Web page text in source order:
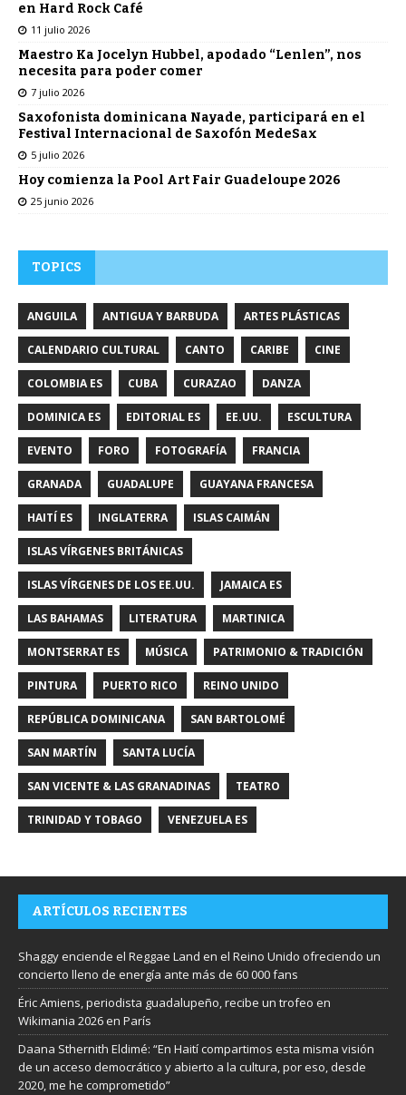
en Hard Rock Café
11 julio 2026
Maestro Ka Jocelyn Hubbel, apodado “Lenlen”, nos
necesita para poder comer
7 julio 2026
Saxofonista dominicana Nayade, participará en el
Festival Internacional de Saxofón MedeSax
5 julio 2026
Hoy comienza la Pool Art Fair Guadeloupe 2026
25 junio 2026
TOPICS
ANGUILA ANTIGUA Y BARBUDA ARTES PLÁSTICAS
CALENDARIO CULTURAL CANTO CARIBE CINE
COLOMBIA ES CUBA CURAZAO DANZA
DOMINICA ES EDITORIAL ES EE.UU. ESCULTURA
EVENTO FORO FOTOGRAFÍA FRANCIA
GRANADA GUADALUPE GUAYANA FRANCESA
HAITÍ ES INGLATERRA ISLAS CAIMÁN
ISLAS VÍRGENES BRITÁNICAS
ISLAS VÍRGENES DE LOS EE.UU. JAMAICA ES
LAS BAHAMAS LITERATURA MARTINICA
MONTSERRAT ES MÚSICA PATRIMONIO & TRADICIÓN
PINTURA PUERTO RICO REINO UNIDO
REPÚBLICA DOMINICANA SAN BARTOLOMÉ
SAN MARTÍN SANTA LUCÍA
SAN VICENTE & LAS GRANADINAS TEATRO
TRINIDAD Y TOBAGO VENEZUELA ES
ARTÍCULOS RECIENTES
Shaggy enciende el Reggae Land en el Reino Unido ofreciendo un
concierto lleno de energía ante más de 60 000 fans
Éric Amiens, periodista guadalupeño, recibe un trofeo en
Wikimania 2026 en París
Daana Sthernith Eldimé: “En Haití compartimos esta misma visión
de un acceso democrático y abierto a la cultura, por eso, desde
2020, me he comprometido”